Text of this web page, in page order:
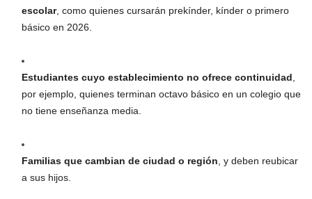
escolar, como quienes cursarán prekínder, kínder o primero
básico en 2026.
Estudiantes cuyo establecimiento no ofrece continuidad
por ejemplo, quienes terminan octavo básico en un colegio que
no tiene enseñanza media.
Familias que cambian de ciudad o región , y deben reubicar
a sus hijos.